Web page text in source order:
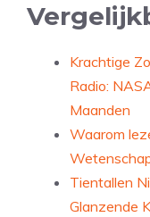
Krachtige
Radio:
Maanden
Waarom
Tientallen
Glanzende